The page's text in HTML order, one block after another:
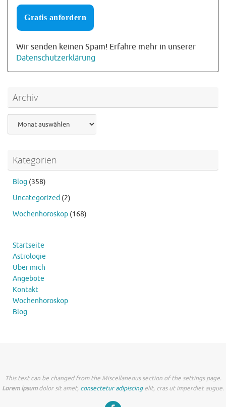
Wir senden keinen Spam! Erfahre mehr in unserer
Datenschutzerklärung
Archiv
Kategorien
Blog (358)
Uncategorized (2)
Wochenhoroskop (168)
Startseite
Astrologie
Über mich
Angebote
Kontakt
Wochenhoroskop
Blog
This text can be changed from the Miscellaneous section of the settings page.
Lorem ipsumdolor sit amet, consectetur adipiscingelit, cras ut imperdiet augue.